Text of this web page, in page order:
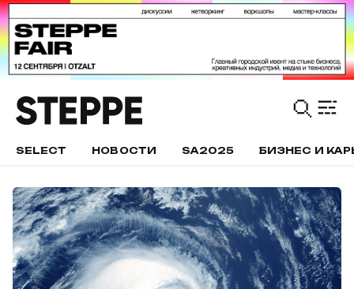
SELECT НОВОСТИ SA2025 БИЗНЕС И